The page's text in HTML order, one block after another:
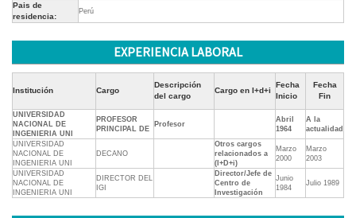
Pais de
residencia:
Perú
EXPERIENCIA LABORAL
Institución Cargo
Descripción
del cargo
Cargo en I+d+i
Fecha
Inicio
Fecha
Fin
UNIVERSIDAD
NACIONAL DE
INGENIERIA UNI
PROFESOR
PRINCIPAL DE
Profesor
Abril
1964
A la
actualidad
UNIVERSIDAD
NACIONAL DE
INGENIERIA UNI
DECANO
Otros cargos
relacionados a
(I+D+i)
Marzo
2000
Marzo
2003
UNIVERSIDAD
NACIONAL DE
INGENIERIA UNI
DIRECTOR DEL
IGI
Director/Jefe de
Centro de
Investigación
Junio
1984
Julio 1989